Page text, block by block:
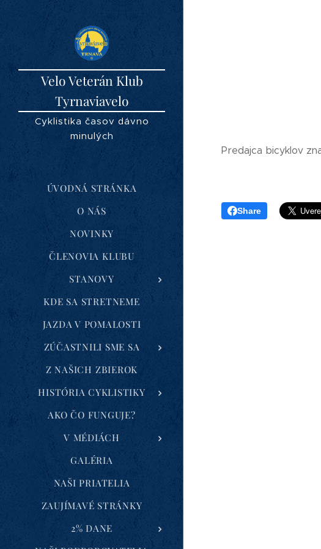
Velo Veterán Klub
Tyrnaviavelo
Cyklistika časov dávno
minulých
ÚVODNÁ STRÁNKA
O NÁS
NOVINKY
ČLENOVIA KLUBU
STANOVY
KDE SA STRETNEME
JAZDA V POMALOSTI
ZÚČASTNILI SME SA
Z NAŠICH ZBIEROK
HISTÓRIA CYKLISTIKY
AKO ČO FUNGUJE?
V MÉDIÁCH
GALÉRIA
NAŠI PRIATELIA
ZAUJÍMAVÉ STRÁNKY
2% DANE
Predajca bicyklov
Share